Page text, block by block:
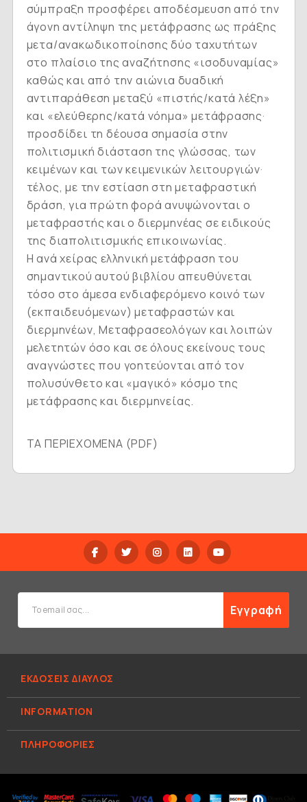
σύμπραξη προσφέρει αποδέσμευση από την
άγονη αντίληψη της μετάφρασης ως πράξης
μετα/ανακωδικοποίησης δύο ταχυτήτων
στο πλαίσιο της αναζήτησης «ισοδυναμίας»
καθώς και από την αιώνια δυαδική
αντιπαράθεση μεταξύ «πιστής/κατά λέξη»
και «ελεύθερης/κατά νόημα» μετάφρασης·
προσδίδει τη δέουσα σημασία στην
πολιτισμική διάσταση της γλώσσας, των
κειμένων και των κειμενικών λειτουργιών·
τέλος, με την εστίαση στη μεταφραστική
δράση, για πρώτη φορά ανυψώνονται ο
μεταφραστής και ο διερμηνέας σε ειδικούς
της διαπολιτισμικής επικοινωνίας.
Η ανά χείρας ελληνική μετάφραση του
σημαντικού αυτού βιβλίου απευθύνεται
τόσο στο άμεσα ενδιαφερόμενο κοινό των
(εκπαιδευόμενων) μεταφραστών και
διερμηνέων, Mεταφρασεολόγων και λοιπών
μελετητών όσο και σε όλους εκείνους τους
αναγνώστες που γοητεύονται από τον
πολυσύνθετο και «μαγικό» κόσμο της
μετάφρασης και διερμηνείας.
ΤΑ ΠΕΡΙΕΧΟΜΕΝΑ (PDF)
Εγγραφή
ΕΚΔΟΣΕΙΣ ΔΙΑΥΛΟΣ
INFORMATION
ΠΛΗΡΟΦΟΡΊΕΣ